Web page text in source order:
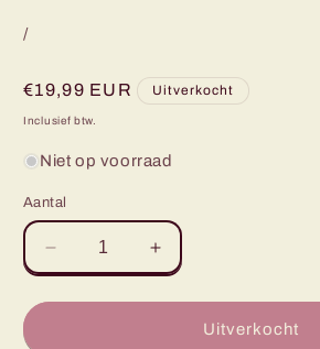
/
Normale
prijs
€19,99 EUR Uitverkocht
Inclusief btw.
Niet op voorraad
Aantal
Aantal
verlagen
voor
Aantal
verhogen
voor
ChompUitverkocht